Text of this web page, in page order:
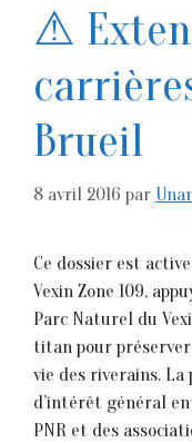
⚠
Brueil
8 avril 2016 par
Ce dossier est
Vexin Zone 109,
Parc Naturel du
titan pour
vie des riverains.
d’intérêt général
PNR et des